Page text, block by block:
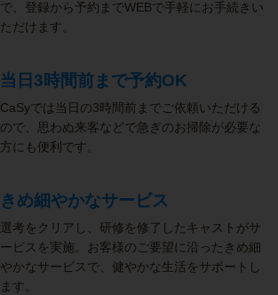
で、登録から予約までWEBで手軽にお手続きい
ただけます。
当日3時間前まで予約OK
CaSyでは当日の3時間前までご依頼いただける
ので、思わぬ来客などで急ぎのお掃除が必要な
方にも便利です。
きめ細やかなサービス
選考をクリアし、研修を修了したキャストがサ
ービスを実施。お客様のご要望に沿ったきめ細
やかなサービスで、健やかな生活をサポートし
ます。